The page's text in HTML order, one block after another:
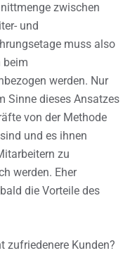
zwischen
und
muss also
beim
werden. Nur
Sinne dieses Ansatzes
von der Methode
und es ihnen
zu
werden. Eher
die Vorteile des
zufriedenere Kunden?